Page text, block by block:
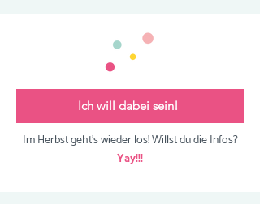
Ich will dabei sein!
Im Herbst geht's wieder los! Willst du die Infos?
Yay!!!